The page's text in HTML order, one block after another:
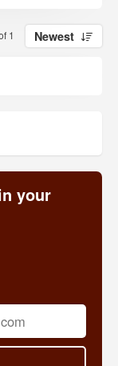
l’AWSNA
».
1 Newest
your